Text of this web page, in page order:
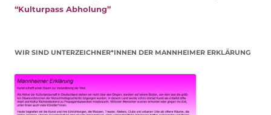
“Kulturpass Abholung”
WIR SIND UNTERZEICHNER*INNEN DER MANNHEIMER ERKLÄRUNG